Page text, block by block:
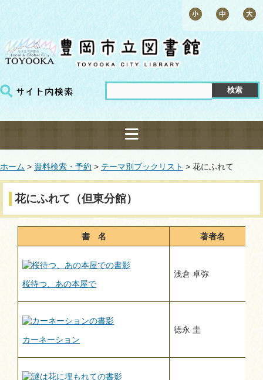
ホーム > 資料検索・予約 > テーマ別ブックリスト > 花にふれて
花にふれて（但東分館）
書 名 著者名
桜待つ、あの本屋で
浅倉 卓弥
カーネーション
徳永 圭